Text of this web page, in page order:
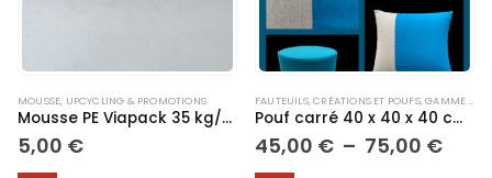
MOUSSE, UPCYCLING & PROMOTIONS
Mousse PE Viapack 35 kg/m3 – 34 x 8 x 5.5 cm avec adhésif
5,00 €
FAUTEUILS, CRÉATIONS ET POUFS,GAMME MOUSSE
Pouf carré 40 x 40 x 40 cm Revêtement tissu ou skaï
45,00 € – 75,00 €